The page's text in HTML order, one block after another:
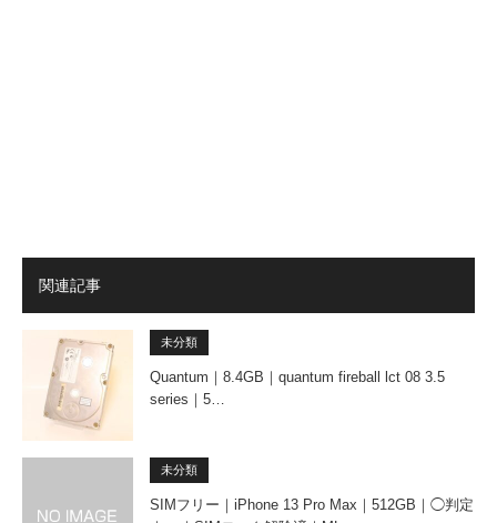
関連記事
未分類
Quantum｜8.4GB｜quantum fireball lct 08 3.5
series｜5…
未分類
SIMフリー｜iPhone 13 Pro Max｜512GB｜◯判定